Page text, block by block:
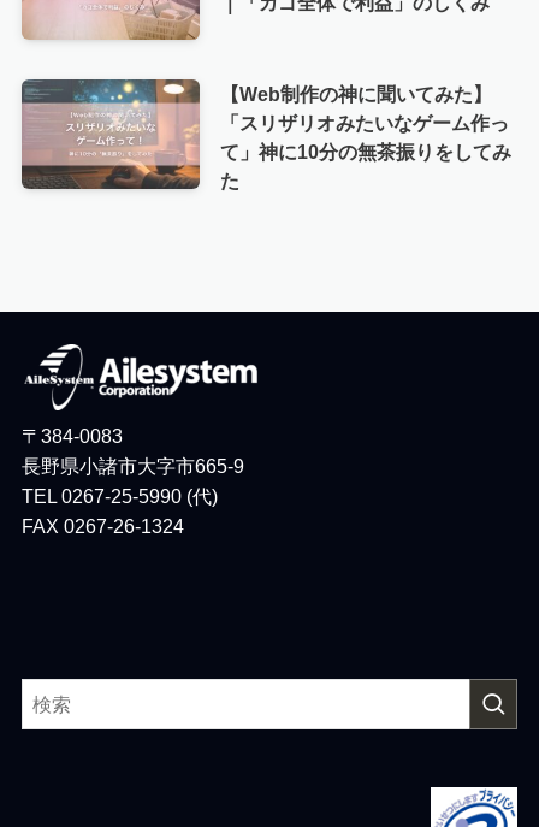
【Web制作の神に聞いてみた】
「スリザリオみたいなゲーム作っ
て」神に10分の無茶振りをしてみ
た
〒384-0083
長野県小諸市大字市665-9
TEL 0267-25-5990 (代)
FAX 0267-26-1324